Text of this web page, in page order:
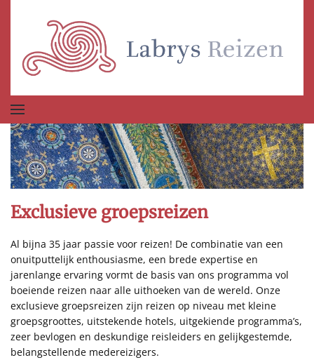
Terug naar hoofdinhoud
Exclusieve groepsreizen
Al bijna 35 jaar passie voor reizen! De combinatie van een
onuitputtelijk enthousiasme, een brede expertise en
jarenlange ervaring vormt de basis van ons programma vol
boeiende reizen naar alle uithoeken van de wereld. Onze
exclusieve groepsreizen zijn reizen op niveau met kleine
groepsgroottes, uitstekende hotels, uitgekiende programma’s,
zeer bevlogen en deskundige reisleiders en gelijkgestemde,
belangstellende medereizigers.